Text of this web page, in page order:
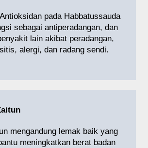
pada Habbatussauda
sebagai antiperadangan, dan
lain akibat peradangan,
alergi, dan radang sendi.
mengandung lemak baik yang
meningkatkan berat badan